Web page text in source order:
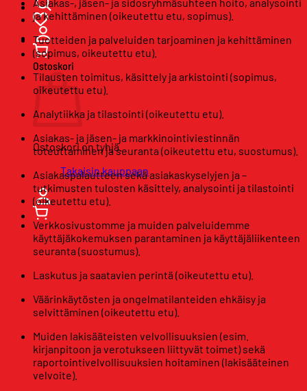
Ostoskori
Ostoskori on tyhjä.
Takaisin kauppaan
ja kehittäminen (oikeutettu etu, sopimus).
Tuotteiden ja palveluiden tarjoaminen ja kehittäminen
(sopimus, oikeutettu etu).
Tilausten toimitus, käsittely ja arkistointi (sopimus,
oikeutettu etu).
Analytiikka ja tilastointi (oikeutettu etu).
Asiakas- ja jäsen- ja markkinointiviestinnän
toteuttaminen ja seuranta (oikeutettu etu, suostumus).
Asiakaspalautteen sekä asiakaskyselyjen ja –
tutkimusten tulosten käsittely, analysointi ja tilastointi
(oikeutettu etu).
Verkkosivustomme ja muiden palveluidemme
käyttäjäkokemuksen parantaminen ja käyttäjäliikenteen
seuranta (suostumus).
Laskutus ja saatavien perintä (oikeutettu etu).
Väärinkäytösten ja ongelmatilanteiden ehkäisy ja
selvittäminen (oikeutettu etu).
Muiden lakisääteisten velvollisuuksien (esim.
kirjanpitoon ja verotukseen liittyvät toimet) sekä
raportointivelvollisuuksien hoitaminen (lakisääteinen
velvoite).